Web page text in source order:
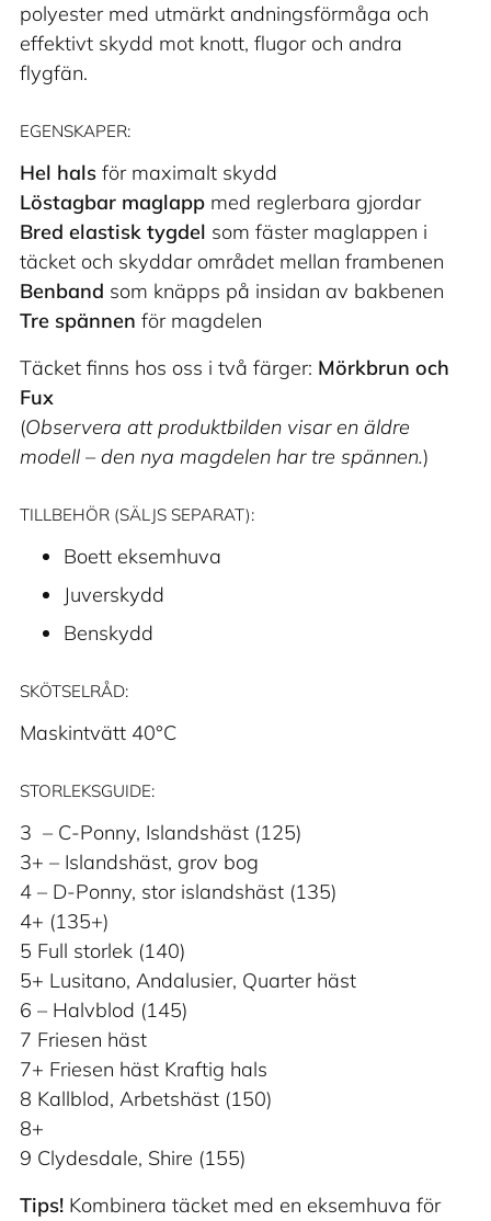
din
varukorg
polyester med utmärkt andningsförmåga och
effektivt skydd mot knott, flugor och andra
flygfän.
EGENSKAPER:
Hel hals för maximalt skydd
Löstagbar maglapp med reglerbara gjordar
Bred elastisk tygdel som fäster maglappen i
täcket och skyddar området mellan frambenen
Benband som knäpps på insidan av bakbenen
Tre spännen för magdelen
Täcket finns hos oss i två färger: Mörkbrun och
Fux
(Observera att produktbilden visar en äldre
modell – den nya magdelen har tre spännen.)
TILLBEHÖR (SÄLJS SEPARAT):
Boett eksemhuva
Juverskydd
Benskydd
SKÖTSELRÅD:
Maskintvätt 40°C
STORLEKSGUIDE:
3 – C-Ponny, Islandshäst (125)
3+ – Islandshäst, grov bog
4 – D-Ponny, stor islandshäst (135)
4+ (135+)
5 Full storlek (140)
5+ Lusitano, Andalusier, Quarter häst
6 – Halvblod (145)
7 Friesen häst
7+ Friesen häst Kraftig hals
8 Kallblod, Arbetshäst (150)
8+
9 Clydesdale, Shire (155)
Tips! Kombinera täcket med en eksemhuva för